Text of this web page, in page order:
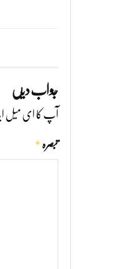
جواب دیں
آپ کا ای میل
تبصرہ *